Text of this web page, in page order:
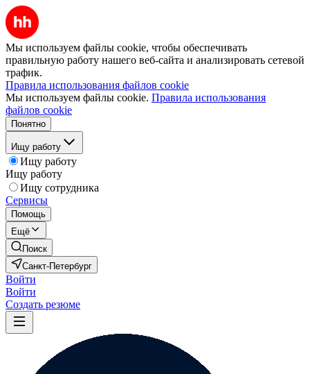
Мы используем файлы cookie, чтобы обеспечивать
правильную работу нашего веб-сайта и анализировать сетевой
трафик.
Правила использования файлов cookie
Мы используем файлы cookie. Правила использования
файлов cookie
Понятно
Ищу работу
Ищу работу
Ищу работу
Ищу сотрудника
Сервисы
Помощь
Ещё
Поиск
Санкт-Петербург
Войти
Войти
Создать резюме